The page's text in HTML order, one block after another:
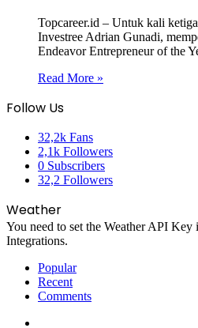
Topcareer.id – Untuk kali
Investree Adrian Gunadi,
Endeavor Entrepreneur of the
Read More »
Follow Us
32,2k Fans
2,1k Followers
0 Subscribers
32,2 Followers
Weather
You need to set the Weather API Key
Integrations.
Popular
Recent
Comments